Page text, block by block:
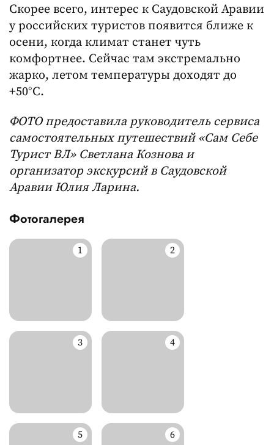
Скорее всего, интерес к Саудовской Аравии
у российских туристов появится ближе к
осени, когда климат станет чуть
комфортнее. Сейчас там экстремально
жарко, летом температуры доходят до
+50°C.
ФОТО предоставила руководитель сервиса
самостоятельных путешествий «Сам Себе
Турист ВЛ» Светлана Кознова и
организатор экскурсий в Саудовской
Аравии Юлия Ларина.
Фотогалерея